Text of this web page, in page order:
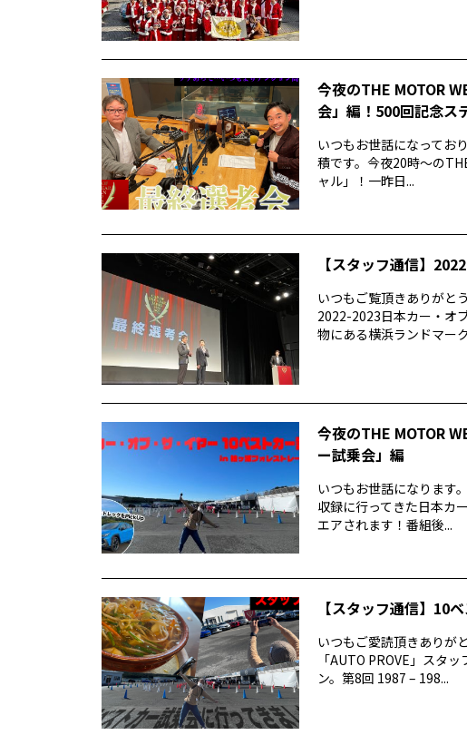
今夜のTHE MOTOR
会」編！500回記念ス
いつもお世話になってお
積です。今夜20時〜の
ャル」！一昨日...
【スタッフ通信】
いつもご覧頂きありがと
2022-2023日本カー・オ
物にある横浜ランドマー
今夜のTHE MOTOR
ー試乗会」編
いつもお世話になります
収録に行ってきた日本カ
エアされます！番組後...
【スタッフ通信】10
いつもご愛読頂きありが
「AUTO PROVE」スタ
ン。第8回 1987 – 198...